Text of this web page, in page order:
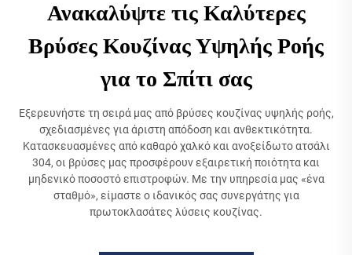
Ανακαλύψτε τις Καλύτερες
Βρύσες Κουζίνας Υψηλής Ροής
για το Σπίτι σας
Εξερευνήστε τη σειρά μας από βρύσες κουζίνας υψηλής ροής,
σχεδιασμένες για άριστη απόδοση και ανθεκτικότητα.
Κατασκευασμένες από καθαρό χαλκό και ανοξείδωτο ατσάλι
304, οι βρύσες μας προσφέρουν εξαιρετική ποιότητα και
μηδενικό ποσοστό επιστροφών. Με την υπηρεσία μας «ένα
σταθμό», είμαστε ο ιδανικός σας συνεργάτης για
πρωτοκλασάτες λύσεις κουζίνας.